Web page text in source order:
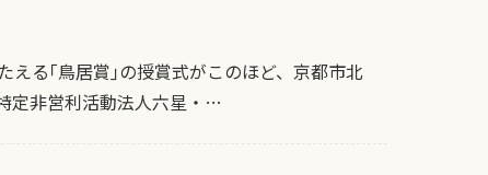
る｢鳥居賞｣の授賞式がこのほど、京都市北
定非営利活動法人六星・…